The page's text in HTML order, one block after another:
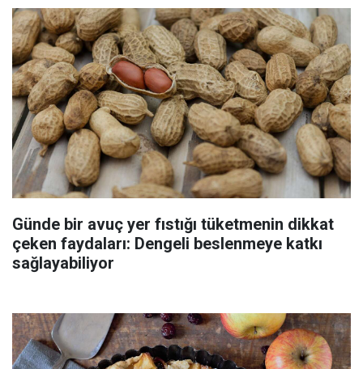
Günde bir avuç yer fıstığı tüketmenin dikkat
çeken faydaları: Dengeli beslenmeye katkı
sağlayabiliyor